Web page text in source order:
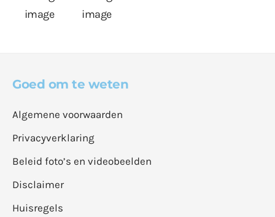
Goed om te weten
Algemene voorwaarden
Privacyverklaring
Beleid foto’s en videobeelden
Disclaimer
Huisregels